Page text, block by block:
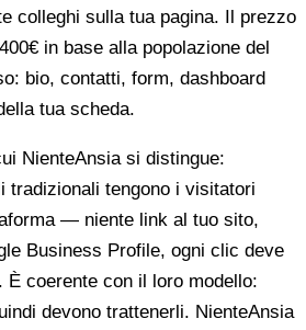
colleghi sulla tua pagina. Il prezzo
in base alla popolazione del
bio, contatti, form, dashboard
tua scheda.
NienteAnsia si distingue:
tradizionali tengono i visitatori
— niente link al tuo sito,
Business Profile, ogni clic deve
È coerente con il loro modello:
devono trattenerli. NienteAnsia